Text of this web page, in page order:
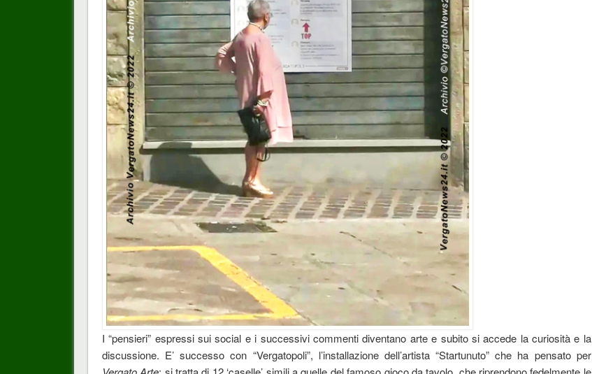
I “pensieri” espressi sui social e i successivi commenti diventano arte e subito si accede la curiosità e la
discussione. E’ successo con “Vergatopoli”, l’installazione dell’artista “Startunuto” che ha pensato per